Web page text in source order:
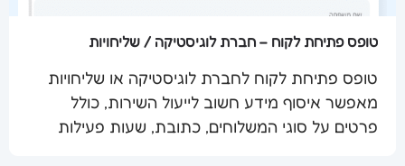
שלח מסמך
טופס פתיחת לקוח – חברת לוגיסטיקה / שליחויות
טופס פתיחת לקוח לחברת לוגיסטיקה או שליחויות
מאפשר איסוף מידע חשוב לייעול השירות, כולל
פרטים על סוגי המשלוחים, כתובת, שעות פעילות